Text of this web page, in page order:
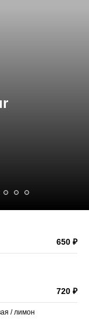
650 ₽
720 ₽
/ лимон